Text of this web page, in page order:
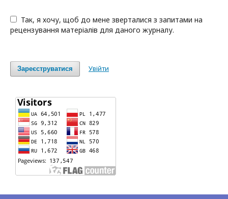
рецензування матеріалів для даного журналу.
Зареєструватися Увійти